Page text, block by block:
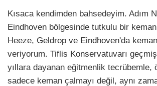
Kısaca kendimden bahsedeyim. Adım
Eindhoven bölgesinde tutkulu bir
Heeze, Geldrop ve Eindhoven'da
veriyorum. Tiflis Konservatuvarı
yıllara dayanan eğitmenlik tecrübemle,
sadece keman çalmayı değil, aynı